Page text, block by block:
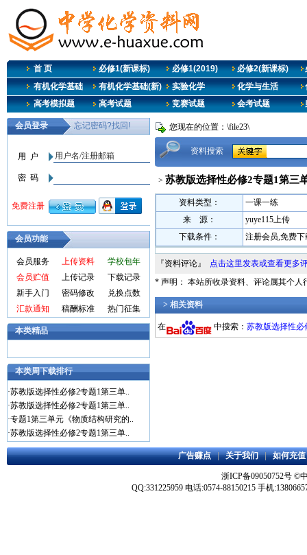
首 页 必修1(新课标) 必修1(2019) 必修2(新课标)
有机化学基础
有机化学基础(新) 实验化学 化学与生活
高考模拟题
高考试题 竞赛试题 会考试题
会员功能
会员服务 上传资料
学校包年
会员贮值
上传记录
下载记录
新手入门
密码修改
兑换点数
汇款通知
稿酬标准 热门征集
本类精品
本类周下载排行
·苏教版选择性必修2专题1第三单..
·苏教版选择性必修2专题1第三单..
·专题1第三单元《物质结构研究的..
·苏教版选择性必修2专题1第三单..
您现在的位置：\file23\
资料搜索
> 苏教版选择性必修2专题1第三
资料类型：
一课一练
来 源：
yuye115上传
下载条件：
注册会员,免费下
『资料评论』 点击这里发表或查看更多
* 声明： 本站所收录资料、评论属其个人
> 相关资料
在 中搜索： 苏教版选择性必
广告赚点|关于我们|如何充值
浙ICP备09050752号 ©
QQ:331225959 电话:0574-88150215 手机